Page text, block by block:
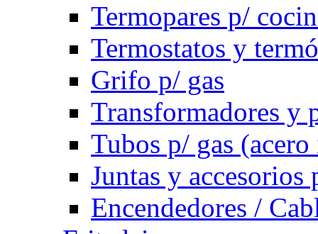
Termopares p/
Termostatos y
Grifo p/ gas
Transformadores y
Tubos p/ gas
Juntas y accesorios
Encendedores /